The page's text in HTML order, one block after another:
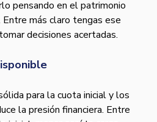
pensando en el patrimonio
más claro tengas ese
decisiones acertadas.
para la cuota inicial y los
la presión financiera. Entre